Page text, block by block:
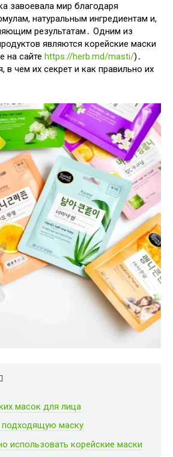
завоевала мир благодаря
натуральным ингредиентам и,
результатам․ Одним из
являются корейские маски
на сайте https://herb.md/masti/)․
в чем их секрет и как правильно их
масок для лица
подходящую маску
использовать корейские маски